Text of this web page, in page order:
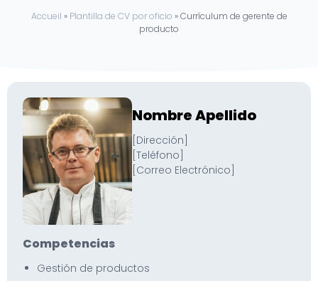
Accueil » Plantilla de CV por oficio »Currículum de gerente de
producto
Nombre Apellido
[Dirección]
[Teléfono]
[Correo Electrónico]
Competencias
Gestión de productos